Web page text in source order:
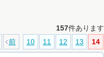
157件あります
前 10 11 12 13 14